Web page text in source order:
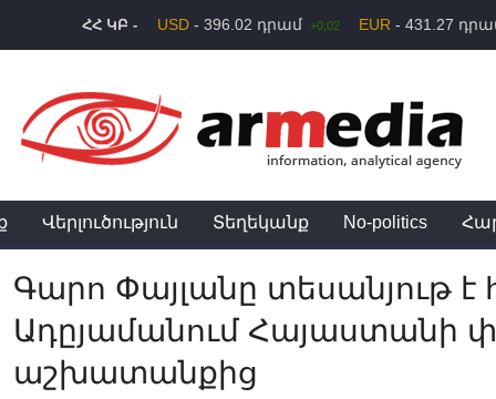
ՀՀ ԿԲ - USD - 396.02 դրամ +0,02 EUR - 431.27
Վերլուծություն Տեղեկանք No-politics
Գարո Փայլանը տեսանյութ
Ադըյամանում Հայաստանի
աշխատանքից